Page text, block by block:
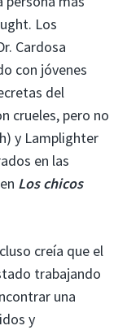
Los
Cardosa
con jóvenes
del
crueles, pero no
y Lamplighter
en las
Los chicos
creía que el
trabajando
una
y